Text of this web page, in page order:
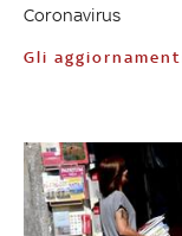
Coronavirus
Gli